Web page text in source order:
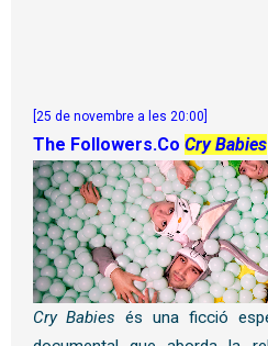
[25 de novembre a les 20:00]
The Followers.Co Cry Babies
Cry Babies és una ficció